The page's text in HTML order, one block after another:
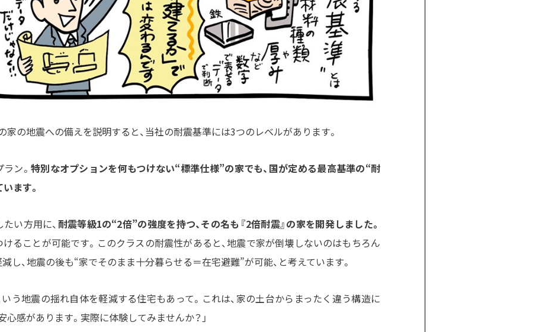
家の地震への備えを説明すると、当社の耐震基準には3つのレベルがあります。
ン。 特別なオプションを何もつけない“標準仕様”の家でも、国が定める最高基準の“耐
ます。
い方用に、 耐震等級1の“2倍”の強度を持つ、その名も『2倍耐震』の家を開発しました。
ることが可能です。このクラスの耐震性があると、地震で家が倒壊しないのはもちろん
し、地震の後も“家でそのまま十分暮らせる＝在宅避難”が可能、と考えています。
いう地震の揺れ自体を軽減する住宅もあって。これは、家の土台からまったく違う構造に
心感があります。実際に体験してみませんか？」